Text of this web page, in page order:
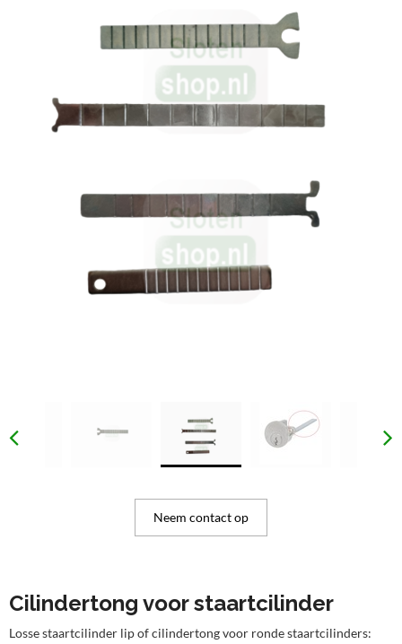
Neem contact op
Cilindertong voor staartcilinder
Losse staartcilinder lip of cilindertong voor ronde staartcilinders: